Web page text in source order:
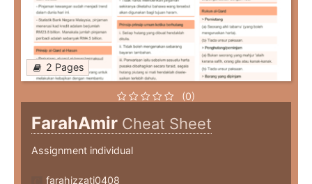
2 Pages
(0)
FarahAmir Cheat Sheet
Assignment individual
farahizzati0408